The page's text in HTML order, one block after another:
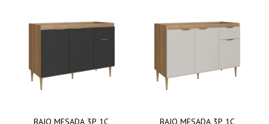
BAJO MESADA 3P 1C,
BAJO MESADA 3P 1C